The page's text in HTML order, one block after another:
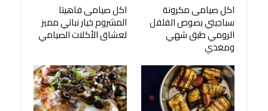
اكل صيامى مكرونة
سباجيتي بصوص الفلفل
الرومي طبق شهي
ومغذي
اكل صيامى فاهيتا
المشروم خيار نباتي مميز
لعشاق الأكلات الصيامي